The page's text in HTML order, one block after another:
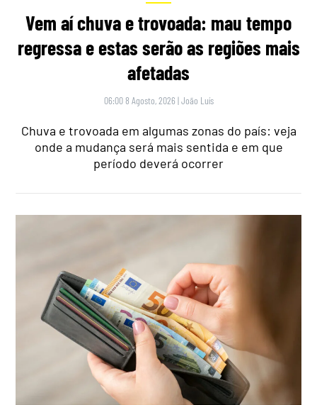
Vem aí chuva e trovoada: mau tempo
regressa e estas serão as regiões mais
afetadas
06:00 8 Agosto, 2026 |João Luís
Chuva e trovoada em algumas zonas do país: veja
onde a mudança será mais sentida e em que
período deverá ocorrer